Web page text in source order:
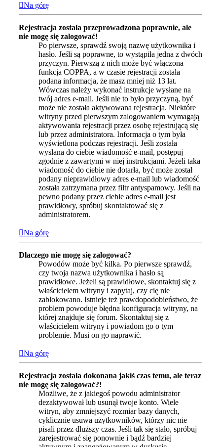
Na górę
Rejestracja została przeprowadzona poprawnie, ale
nie mogę się zalogować!
Po pierwsze, sprawdź swoją nazwę użytkownika i
hasło. Jeśli są poprawne, to wystąpiła jedna z dwóch
przyczyn. Pierwszą z nich może być włączona
funkcja COPPA, a w czasie rejestracji została
podana informacja, że masz mniej niż 13 lat.
Wówczas należy wykonać instrukcje wysłane na
twój adres e-mail. Jeśli nie to było przyczyną, być
może nie została aktywowana rejestracja. Niektóre
witryny przed pierwszym zalogowaniem wymagają
aktywowania rejestracji przez osobę rejestrującą się
lub przez administratora. Informacja o tym była
wyświetlona podczas rejestracji. Jeśli została
wysłana do ciebie wiadomość e-mail, postępuj
zgodnie z zawartymi w niej instrukcjami. Jeżeli taka
wiadomość do ciebie nie dotarła, być może został
podany nieprawidłowy adres e-mail lub wiadomość
została zatrzymana przez filtr antyspamowy. Jeśli na
pewno podany przez ciebie adres e-mail jest
prawidłowy, spróbuj skontaktować się z
administratorem.
Na górę
Dlaczego nie mogę się zalogować?
Powodów może być kilka. Po pierwsze sprawdź,
czy twoja nazwa użytkownika i hasło są
prawidłowe. Jeżeli są prawidłowe, skontaktuj się z
właścicielem witryny i zapytaj, czy cię nie
zablokowano. Istnieje też prawdopodobieństwo, że
problem powoduje błędna konfiguracja witryny, na
której znajduje się forum. Skontaktuj się z
właścicielem witryny i powiadom go o tym
problemie. Musi on go naprawić.
Na górę
Rejestracja została dokonana jakiś czas temu, ale teraz
nie mogę się zalogować?!
Możliwe, że z jakiegoś powodu administrator
dezaktywował lub usunął twoje konto. Wiele
witryn, aby zmniejszyć rozmiar bazy danych,
cyklicznie usuwa użytkowników, którzy nic nie
pisali przez dłuższy czas. Jeśli tak się stało, spróbuj
zarejestrować się ponownie i bądź bardziej